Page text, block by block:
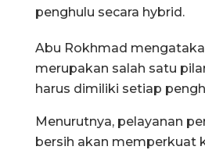
penghulu secara hybrid.
Abu Rokhmad
merupakan salah satu
harus dimiliki setiap
Menurutnya, pelayanan
bersih akan memperkuat